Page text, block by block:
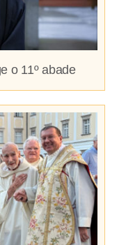
o 11º abade